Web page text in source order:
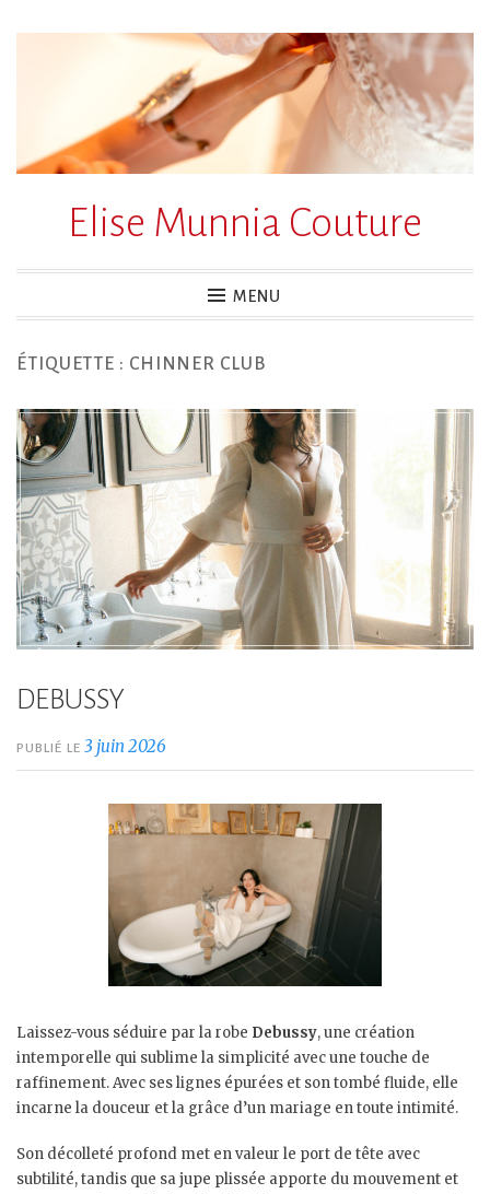
Elise Munnia Couture
MENU
ÉTIQUETTE : CHINNER CLUB
DEBUSSY
PUBLIÉ LE 3 juin 2026
Laissez-vous séduire par la robe Debussy, une création
intemporelle qui sublime la simplicité avec une touche de
raffinement. Avec ses lignes épurées et son tombé fluide, elle
incarne la douceur et la grâce d’un mariage en toute intimité.
Son décolleté profond met en valeur le port de tête avec
subtilité, tandis que sa jupe plissée apporte du mouvement et